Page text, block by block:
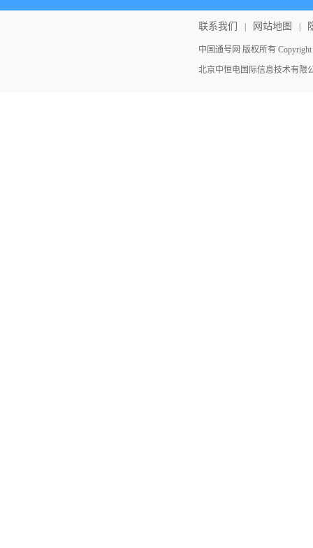
联系我们 网站地图
中国通号网 版权所有
北京中恒电国际信息技术有限